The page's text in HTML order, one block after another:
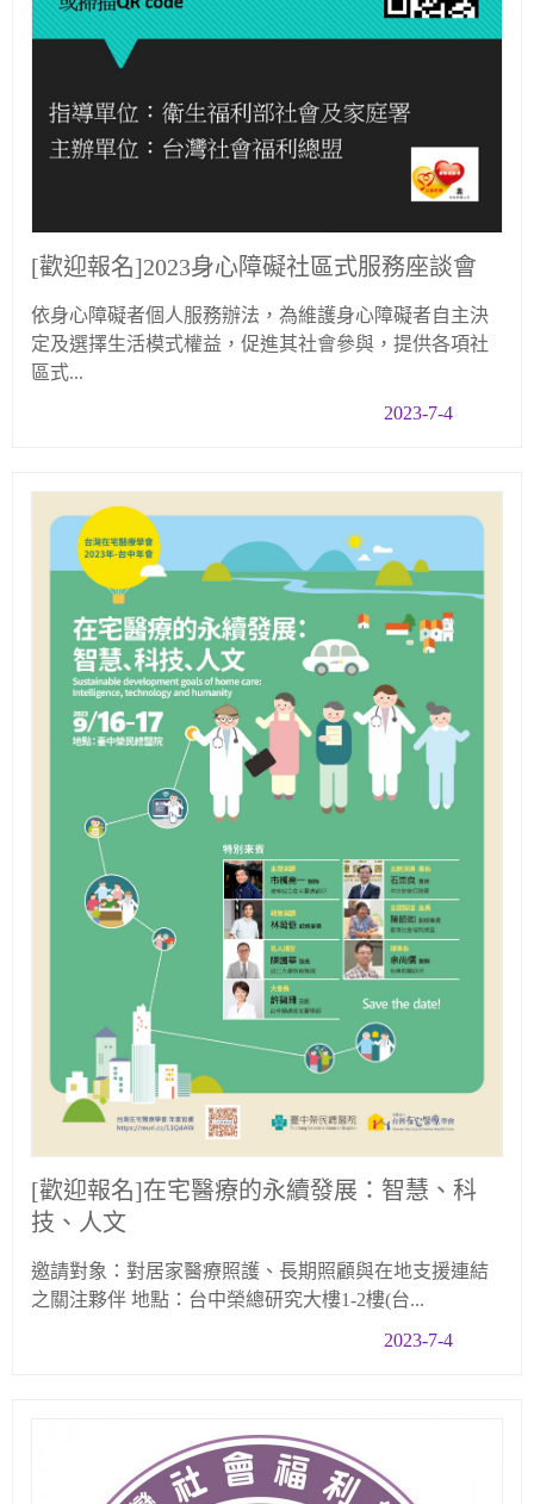
[歡迎報名]2023身心障礙社區式服務座談會
依身心障礙者個人服務辦法，為維護身心障礙者自主決
定及選擇生活模式權益，促進其社會參與，提供各項社
區式...
2023-7-4
[歡迎報名]在宅醫療的永續發展：智慧、科
技、人文
邀請對象：對居家醫療照護、長期照顧與在地支援連結
之關注夥伴 地點：台中榮總研究大樓1-2樓(台...
2023-7-4